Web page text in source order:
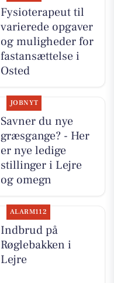
Fysioterapeut til
varierede opgaver
og muligheder for
fastansættelse i
Osted
JOBNYT
Savner du nye
græsgange? - Her
er nye ledige
stillinger i Lejre
og omegn
ALARM112
Indbrud på
Røglebakken i
Lejre